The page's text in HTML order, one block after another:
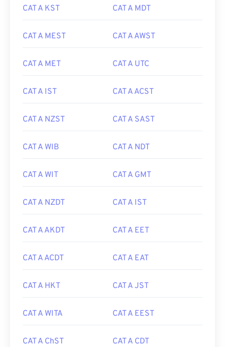
CAT A KST CAT A MDT
CAT A MEST CAT A AWST
CAT A MET CAT A UTC
CAT A IST CAT A ACST
CAT A NZST CAT A SAST
CAT A WIB CAT A NDT
CAT A WIT CAT A GMT
CAT A NZDT CAT A IST
CAT A AKDT CAT A EET
CAT A ACDT CAT A EAT
CAT A HKT CAT A JST
CAT A WITA CAT A EEST
CAT A ChST CAT A CDT